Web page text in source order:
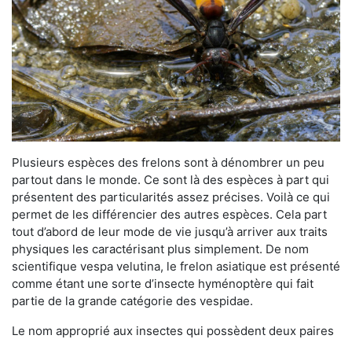
Plusieurs espèces des frelons sont à dénombrer un peu
partout dans le monde. Ce sont là des espèces à part qui
présentent des particularités assez précises. Voilà ce qui
permet de les différencier des autres espèces. Cela part
tout d’abord de leur mode de vie jusqu’à arriver aux traits
physiques les caractérisant plus simplement. De nom
scientifique vespa velutina, le frelon asiatique est présenté
comme étant une sorte d’insecte hyménoptère qui fait
partie de la grande catégorie des vespidae.
Le nom approprié aux insectes qui possèdent deux paires